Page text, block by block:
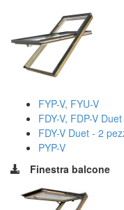
FYP-V, FYU-V
FDY-V, FDP-V Duet
FDY-V Duet - 2
PYP-V
Finestra balcone